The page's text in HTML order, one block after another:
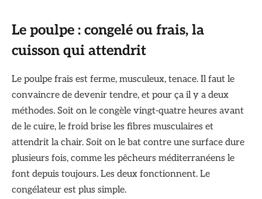
Le poulpe : congelé ou frais, la
cuisson qui attendrit
Le poulpe frais est ferme, musculeux, tenace. Il faut le
convaincre de devenir tendre, et pour ça il y a deux
méthodes. Soit on le congèle vingt-quatre heures avant
de le cuire, le froid brise les fibres musculaires et
attendrit la chair. Soit on le bat contre une surface dure
plusieurs fois, comme les pêcheurs méditerranéens le
font depuis toujours. Les deux fonctionnent. Le
congélateur est plus simple.